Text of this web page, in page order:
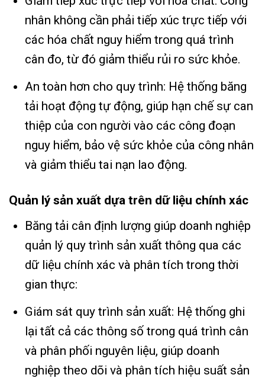
nhân không cần phải tiếp xúc trực tiếp với
các hóa chất nguy hiểm trong quá trình
cân đo, từ đó giảm thiểu rủi ro sức khỏe.
An toàn hơn cho quy trình: Hệ thống băng
tải hoạt động tự động, giúp hạn chế sự can
thiệp của con người vào các công đoạn
nguy hiểm, bảo vệ sức khỏe của công nhân
và giảm thiểu tai nạn lao động.
Quản lý sản xuất dựa trên dữ liệu chính xác
Băng tải cân định lượng giúp doanh nghiệp
quản lý quy trình sản xuất thông qua các
dữ liệu chính xác và phân tích trong thời
gian thực:
Giám sát quy trình sản xuất: Hệ thống ghi
lại tất cả các thông số trong quá trình cân
và phân phối nguyên liệu, giúp doanh
nghiệp theo dõi và phân tích hiệu suất sản